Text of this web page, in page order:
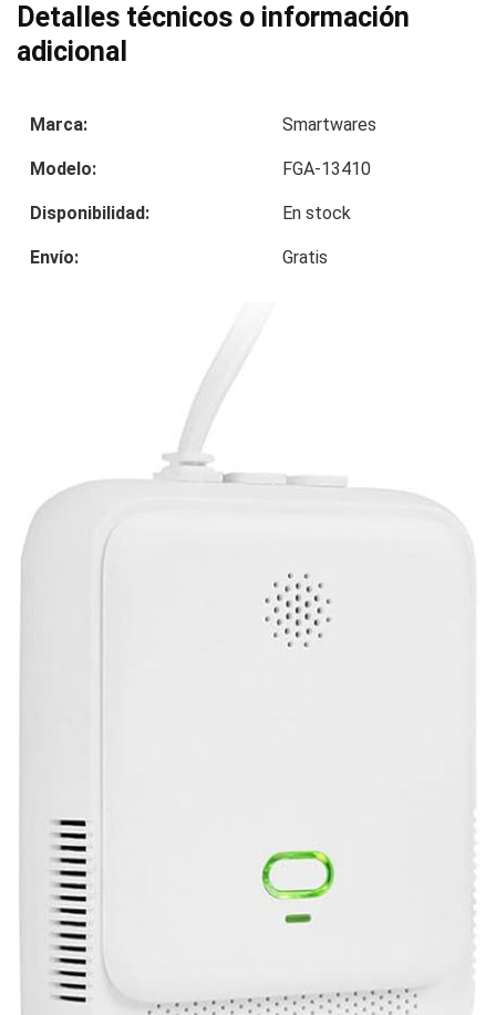
Detalles técnicos o información
adicional
Marca: Smartwares
Modelo: FGA-13410
Disponibilidad: En stock
Envío: Gratis